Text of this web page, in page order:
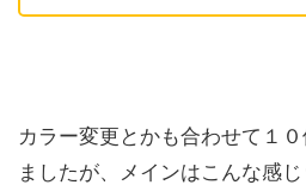
カラー変更とかも合わせて１
ましたが、メインはこんな感じ